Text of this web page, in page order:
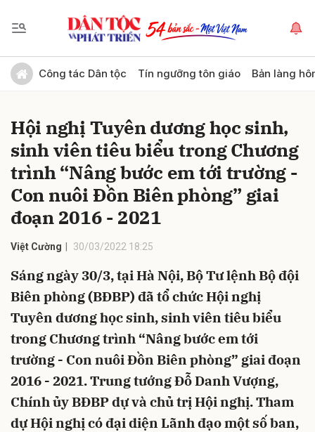
Công tác Dân tộc Tín ngưỡng tôn giáo Bản làng
Hội nghị Tuyên dương học sinh,
sinh viên tiêu biểu trong Chương
trình “Nâng bước em tới trường -
Con nuôi Đồn Biên phòng” giai
đoạn 2016 - 2021
Việt Cường 30/03/2022 18:25
Sáng ngày 30/3, tại Hà Nội, Bộ Tư lệnh Bộ đội
Biên phòng (BĐBP) đã tổ chức Hội nghị
Tuyên dương học sinh, sinh viên tiêu biểu
trong Chương trình “Nâng bước em tới
trường - Con nuôi Đồn Biên phòng” giai đoạn
2016 - 2021. Trung tướng Đỗ Danh Vượng,
Chính ủy BĐBP dự và chủ trị Hội nghị. Tham
dự Hội nghị có đại diện Lãnh đạo một số ban,
Gửi bình luận